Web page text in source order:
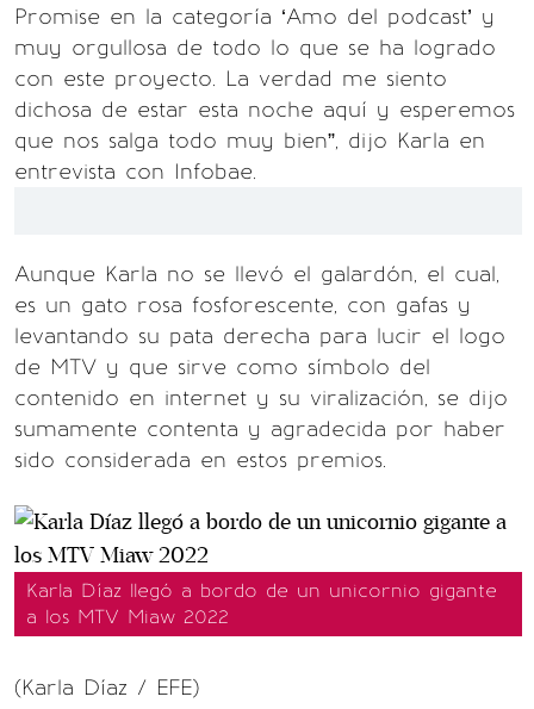
Promise en la categoría ‘Amo del podcast’ y
muy orgullosa de todo lo que se ha logrado
con este proyecto. La verdad me siento
dichosa de estar esta noche aquí y esperemos
que nos salga todo muy bien”, dijo Karla en
entrevista con Infobae.
Aunque Karla no se llevó el galardón, el cual,
es un gato rosa fosforescente, con gafas y
levantando su pata derecha para lucir el logo
de MTV y que sirve como símbolo del
contenido en internet y su viralización, se dijo
sumamente contenta y agradecida por haber
sido considerada en estos premios.
Karla Díaz llegó a bordo de un unicornio gigante
a los MTV Miaw 2022
(Karla Díaz / EFE)